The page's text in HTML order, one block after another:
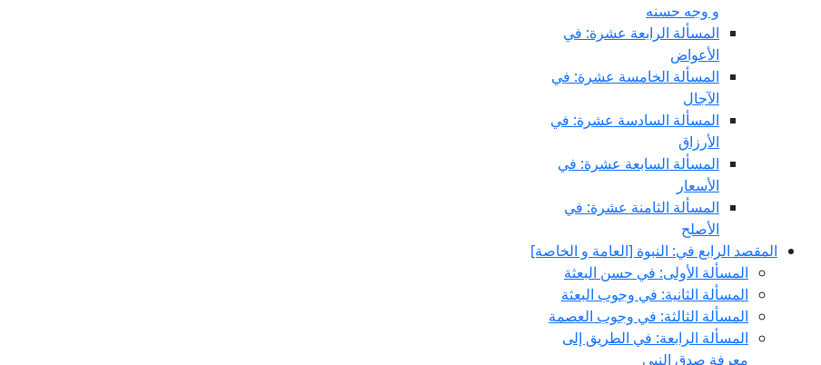
و وجه حسنه
المسألة الرابعة عشرة: في
الأعواض
المسألة الخامسة عشرة: في
الآجال
المسألة السادسة عشرة: في
الأرزاق
المسألة السابعة عشرة: في
الأسعار
المسألة الثامنة عشرة: في
الأصلح
المقصد الرابع في: النبوة [العامة و الخاصة]
المسألة الأولى: في حسن البعثة
المسألة الثانية: في وجوب البعثة
المسألة الثالثة: في وجوب العصمة
المسألة الرابعة: في الطريق إلى
معرفة صدق النبي